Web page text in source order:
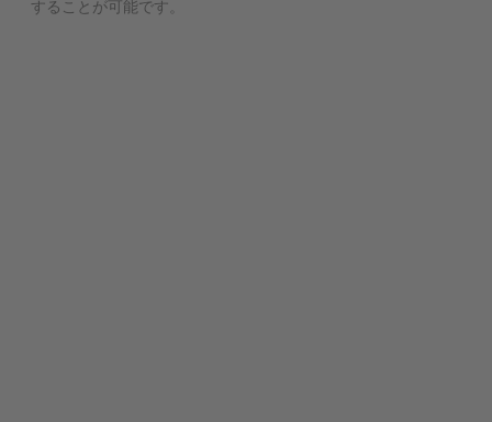
することが可能です。